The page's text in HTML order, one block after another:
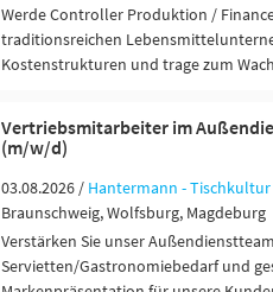
Werde Controller Produktion /
traditionsreichen
Kostenstrukturen und trage zum
Vertriebsmitarbeiter im
(m/w/d)
03.08.2026 / Hantermann - Tischkultur
Braunschweig, Wolfsburg, Magdeburg
Verstärken Sie unser
Servietten/Gastronomiebedarf und